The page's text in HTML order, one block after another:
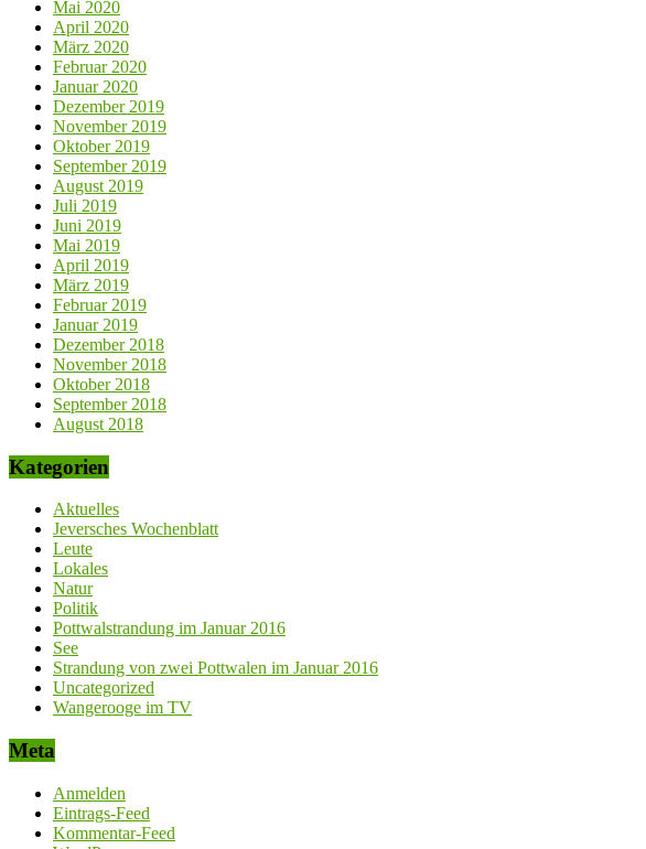
Mai 2020
April 2020
März 2020
Februar 2020
Januar 2020
Dezember 2019
November 2019
Oktober 2019
September 2019
August 2019
Juli 2019
Juni 2019
Mai 2019
April 2019
März 2019
Februar 2019
Januar 2019
Dezember 2018
November 2018
Oktober 2018
September 2018
August 2018
Kategorien
Aktuelles
Jeversches Wochenblatt
Leute
Lokales
Natur
Politik
Pottwalstrandung im Januar 2016
See
Strandung von zwei Pottwalen im Januar 2016
Uncategorized
Wangerooge im TV
Meta
Anmelden
Eintrags-Feed
Kommentar-Feed